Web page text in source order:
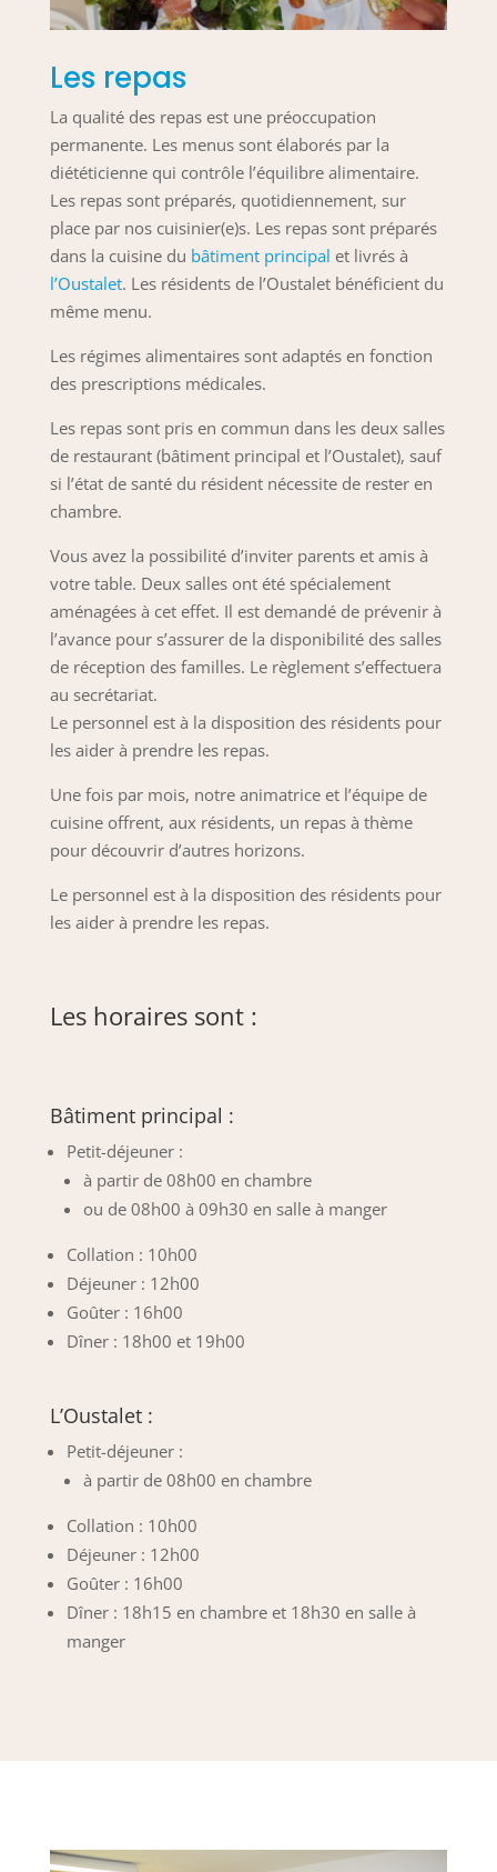
Les repas
La qualité des repas est une préoccupation
permanente. Les menus sont élaborés par la
diététicienne qui contrôle l’équilibre alimentaire.
Les repas sont préparés, quotidiennement, sur
place par nos cuisinier(e)s. Les repas sont préparés
dans la cuisine du bâtiment principal et livrés à
l’Oustalet. Les résidents de l’Oustalet bénéficient du
même menu.
Les régimes alimentaires sont adaptés en fonction
des prescriptions médicales.
Les repas sont pris en commun dans les deux salles
de restaurant (bâtiment principal et l’Oustalet), sauf
si l’état de santé du résident nécessite de rester en
chambre.
Vous avez la possibilité d’inviter parents et amis à
votre table. Deux salles ont été spécialement
aménagées à cet effet. Il est demandé de prévenir à
l’avance pour s’assurer de la disponibilité des salles
de réception des familles. Le règlement s’effectuera
au secrétariat.
Le personnel est à la disposition des résidents pour
les aider à prendre les repas.
Une fois par mois, notre animatrice et l’équipe de
cuisine offrent, aux résidents, un repas à thème
pour découvrir d’autres horizons.
Le personnel est à la disposition des résidents pour
les aider à prendre les repas.
Les horaires sont :
Bâtiment principal :
Petit-déjeuner :
à partir de 08h00 en chambre
ou de 08h00 à 09h30 en salle à manger
Collation : 10h00
Déjeuner : 12h00
Goûter : 16h00
Dîner : 18h00 et 19h00
L’Oustalet :
Petit-déjeuner :
à partir de 08h00 en chambre
Collation : 10h00
Déjeuner : 12h00
Goûter : 16h00
Dîner : 18h15 en chambre et 18h30 en salle à
manger